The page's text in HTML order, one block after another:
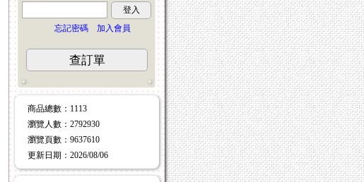
登入
忘記密碼
加入會員
查訂單
商品總數 ：1113
瀏覽人數 ：2792930
瀏覽頁數 ：9637610
更新日期 ：2026/08/06